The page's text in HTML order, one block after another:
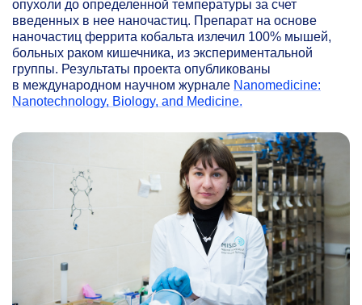
опухоли до определенной температуры за счет
введенных в нее наночастиц. Препарат на основе
наночастиц феррита кобальта излечил 100% мышей,
больных раком кишечника, из экспериментальной
группы. Результаты проекта опубликованы
в международном научном журнале Nanomedicine:
Nanotechnology, Biology, and Medicine.